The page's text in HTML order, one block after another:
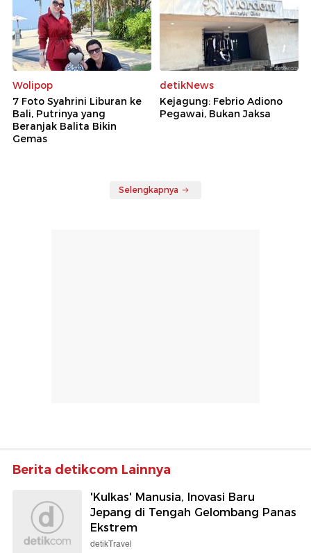
Wolipop
7 Foto Syahrini Liburan ke
Bali, Putrinya yang
Beranjak Balita Bikin
Gemas
detikNews
Kejagung: Febrio Adiono
Pegawai, Bukan Jaksa
Selengkapnya
Berita detikcom Lainnya
'Kulkas' Manusia, Inovasi Baru
Jepang di Tengah Gelombang Panas
Ekstrem
detikTravel